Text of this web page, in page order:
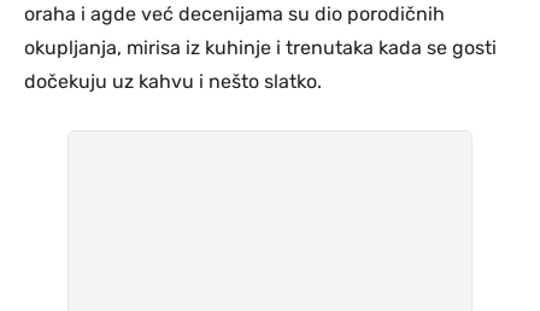
oraha i agde već decenijama su dio porodičnih
okupljanja, mirisa iz kuhinje i trenutaka kada se gosti
dočekuju uz kahvu i nešto slatko.